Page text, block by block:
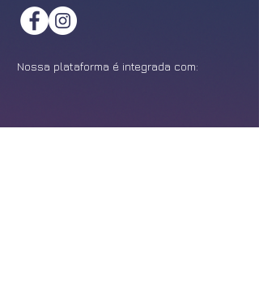
Nossa plataforma é integrada com: